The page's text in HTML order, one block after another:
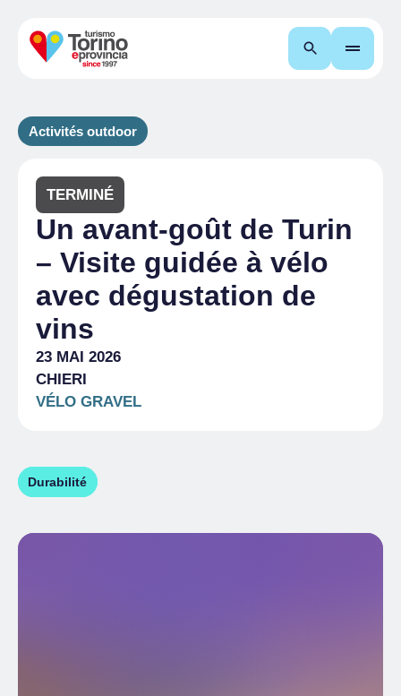
Recherche
Activités outdoor
TERMINÉ
Un avant-goût de Turin
– Visite guidée à vélo
avec dégustation de
vins
23 MAI 2026
CHIERI
VÉLO GRAVEL
Durabilité